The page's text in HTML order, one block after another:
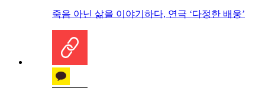
죽음 아닌 삶을 이야기하다, 연극 ‘다정한 배웅’